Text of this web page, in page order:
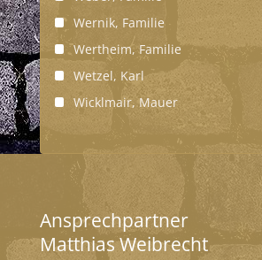
Wernik, Familie
Wertheim, Familie
Wetzel, Karl
Wicklmair, Mauer
Ansprechpartner
Matthias Weibrecht